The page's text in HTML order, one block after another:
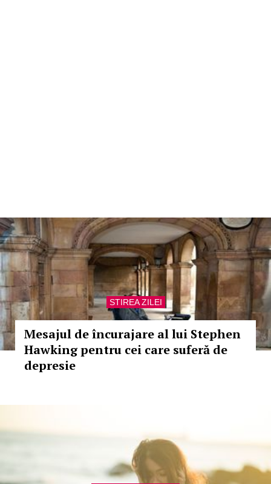
STIREA ZILEI
Mesajul de încurajare al lui Stephen
Hawking pentru cei care suferă de
depresie